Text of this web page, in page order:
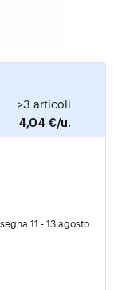
>3 articoli
4,04 €/u.
11 - 13 agosto